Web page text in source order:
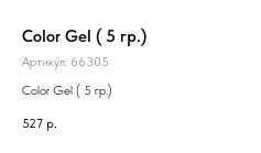
Color Gel ( 5 гр.)
Артикул: 66305
Color Gel ( 5 гр.)
527 р.